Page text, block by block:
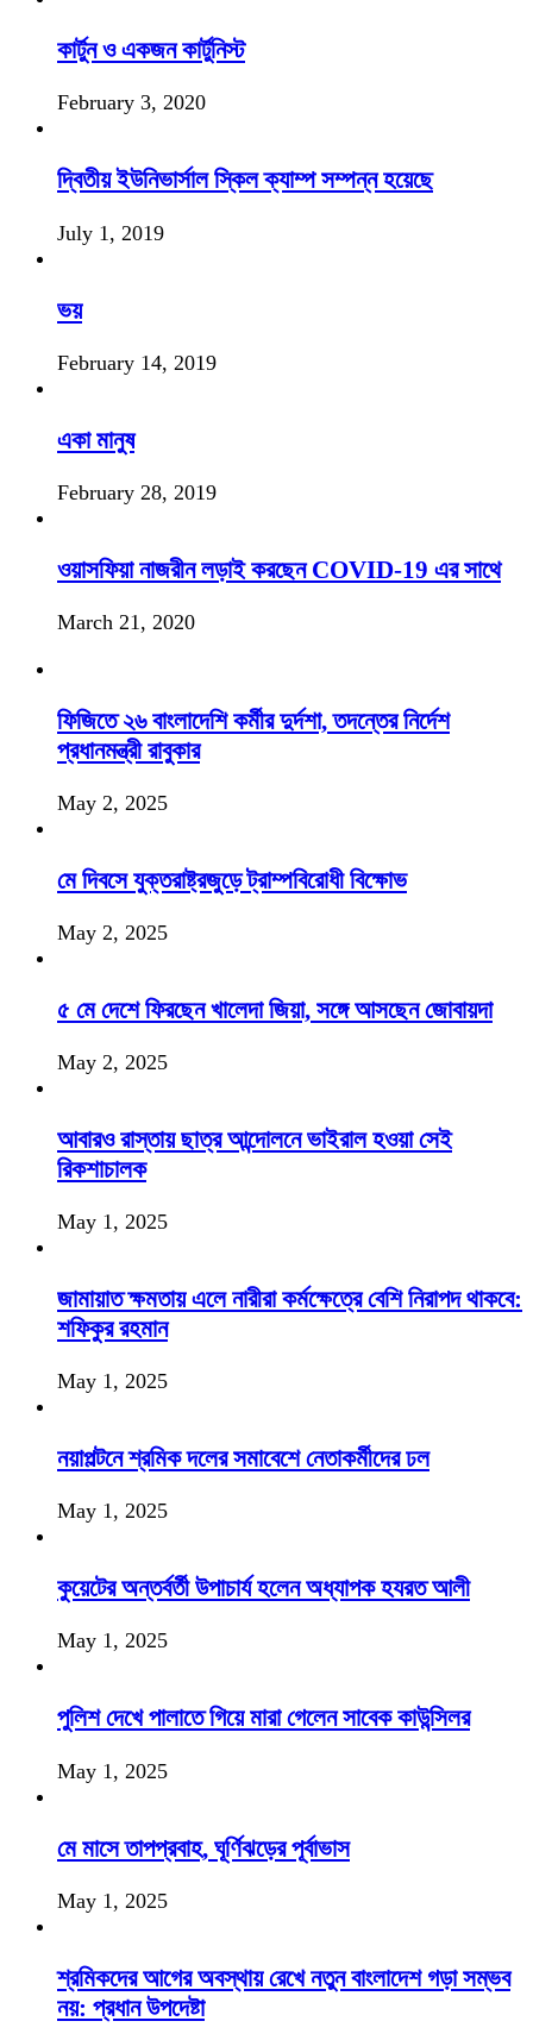
কার্টুন ও একজন কার্টুনিস্ট
February 3, 2020
দ্বিতীয় ইউনিভার্সাল স্কিল ক্যাম্প সম্পন্ন হয়েছে
July 1, 2019
ভয়
February 14, 2019
একা মানুষ
February 28, 2019
ওয়াসফিয়া নাজরীন লড়াই করছেন COVID-19 এর সাথে
March 21, 2020
ফিজিতে ২৬ বাংলাদেশি কর্মীর দুর্দশা, তদন্তের নির্দেশ
প্রধানমন্ত্রী রাবুকার
May 2, 2025
মে দিবসে যুক্তরাষ্ট্রজুড়ে ট্রাম্পবিরোধী বিক্ষোভ
May 2, 2025
৫ মে দেশে ফিরছেন খালেদা জিয়া, সঙ্গে আসছেন জোবায়দা
May 2, 2025
আবারও রাস্তায় ছাত্র আন্দোলনে ভাইরাল হওয়া সেই
রিকশাচালক
May 1, 2025
জামায়াত ক্ষমতায় এলে নারীরা কর্মক্ষেত্রে বেশি নিরাপদ থাকবে:
শফিকুর রহমান
May 1, 2025
নয়াপল্টনে শ্রমিক দলের সমাবেশে নেতাকর্মীদের ঢল
May 1, 2025
কুয়েটের অন্তর্বর্তী উপাচার্য হলেন অধ্যাপক হযরত আলী
May 1, 2025
পুলিশ দেখে পালাতে গিয়ে মারা গেলেন সাবেক কাউন্সিলর
May 1, 2025
মে মাসে তাপপ্রবাহ, ঘূর্ণিঝড়ের পূর্বাভাস
May 1, 2025
শ্রমিকদের আগের অবস্থায় রেখে নতুন বাংলাদেশ গড়া সম্ভব
নয়: প্রধান উপদেষ্টা